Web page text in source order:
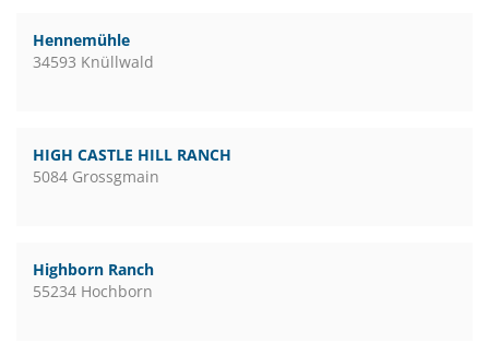
Hennemühle
34593 Knüllwald
HIGH CASTLE HILL RANCH
5084 Grossgmain
Highborn Ranch
55234 Hochborn